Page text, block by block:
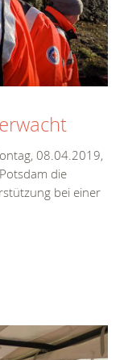
08.04.2019,
die
bei einer